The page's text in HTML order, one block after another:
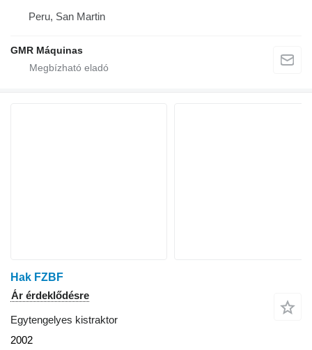
Peru, San Martin
GMR Máquinas
Hak FZBF
Ár érdeklődésre
Egytengelyes kistraktor
2002